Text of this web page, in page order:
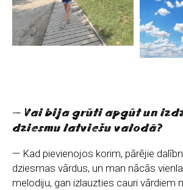
— Vai bija grūti apgūt un
dziesmu latviešu valodā?
— Kad pievienojos korim, pārējie
dziesmas vārdus, un man nācās
melodiju, gan izlauzties cauri vārdiem